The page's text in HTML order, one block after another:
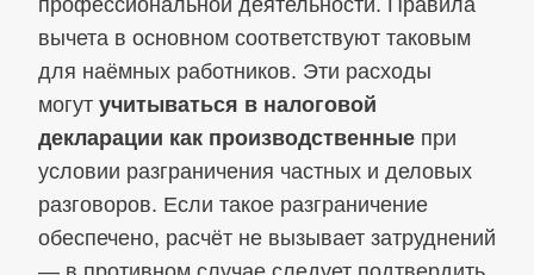
профессиональной деятельности. Правила
вычета в основном соответствуют таковым
для наёмных работников. Эти расходы
могут учитываться в налоговой
декларации как производственные при
условии разграничения частных и деловых
разговоров. Если такое разграничение
обеспечено, расчёт не вызывает затруднений